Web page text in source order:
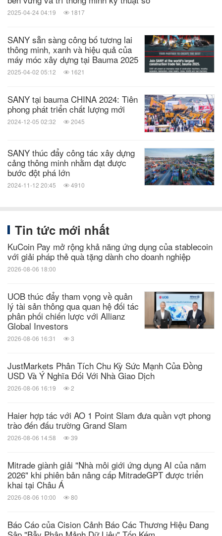
hydrogen refueling station
Thông tin liên hệ:
Yolanda,rongy@sanyglobal.com
nguồn: SANY Group
dịch vụ môi trường
Công nghệ xanh
Vận
chuyển/Xe tải/Đường sắt
chia sẻ:
2025-04-24 04:19 1817
SANY sẵn sàng công bố tương lai
thông minh, xanh và hiệu quả của
máy móc xây dựng tại Bauma 2025
2025-04-02 05:12 1621
SANY tại bauma CHINA 2024: Tiên
phong phát triển chất lượng mới
2024-12-05 02:32 2045
SANY thúc đẩy công tác xây dựng
cảng thông minh nhằm đạt được
bước đột phá lớn
2024-11-12 20:45 4910
Tin tức mới nhất
KuCoin Pay mở rộng khả năng ứng dụng của stablecoin
với giải pháp thẻ quà tặng dành cho doanh nghiệp
2026-08-06 18:00
UOB thúc đẩy tham vọng về quản
lý tài sản thông qua quan hệ đối tác
phân phối chiến lược với Allianz
Global Investors
2026-08-06 16:31 3
JustMarkets Phân Tích Chu Kỳ Sức Mạnh Của Đồng
USD Và Ý Nghĩa Đối Với Nhà Giao Dịch
2026-08-06 16:19 2
Haier hợp tác với AO 1 Point Slam đưa quần vợt phong
trào đến đấu trường Grand Slam
2026-08-06 14:58 39
Mitrade giành giải "Nhà môi giới ứng dụng AI của năm
2026" khi phiên bản nâng cấp MitradeGPT được triển
khai tại Châu Á
2026-08-06 10:00 80
Báo Cáo của Cision Cảnh Báo Các Thương Hiệu Đang